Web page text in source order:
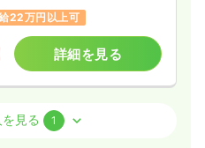
22万円以上可
詳細を見る
見る 1